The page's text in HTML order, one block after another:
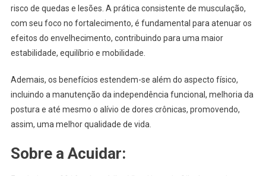
risco de quedas e lesões. A prática consistente de musculação,
com seu foco no fortalecimento, é fundamental para atenuar os
efeitos do envelhecimento, contribuindo para uma maior
estabilidade, equilíbrio e mobilidade.
Ademais, os benefícios estendem-se além do aspecto físico,
incluindo a manutenção da independência funcional, melhoria da
postura e até mesmo o alívio de dores crônicas, promovendo,
assim, uma melhor qualidade de vida.
Sobre a Acuidar: